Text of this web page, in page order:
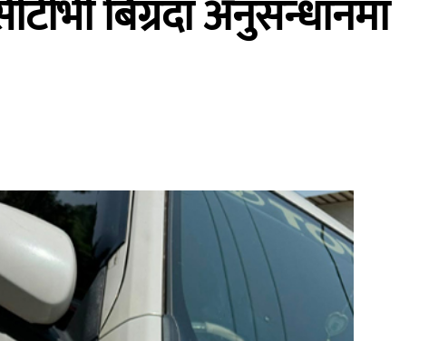
बिग्रँदा अनुसन्धानमा